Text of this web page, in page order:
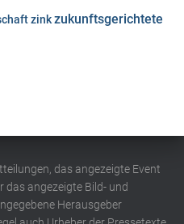
zinkzukunftsgerichtete
das angezeigte Event
das angezeigte Bild- und
Herausgeber